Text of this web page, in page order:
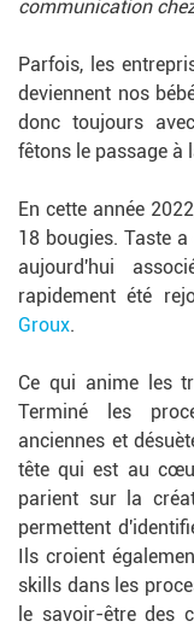
communication
Parfois, les
deviennent nos
donc toujours
fêtons le passage à
En cette année
18 bougies. Taste
aujourd'hui
rapidement été
Groux.
Ce qui anime les
Terminé les
anciennes et
tête qui est au
parient sur la
permettent
Ils croient
skills dans les
le savoir-être des